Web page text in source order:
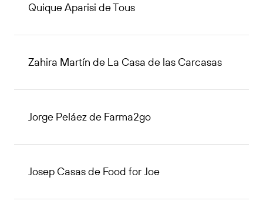
Quique Aparisi de Tous
Zahira Martín de La Casa de las Carcasas
Jorge Peláez de Farma2go
Josep Casas de Food for Joe